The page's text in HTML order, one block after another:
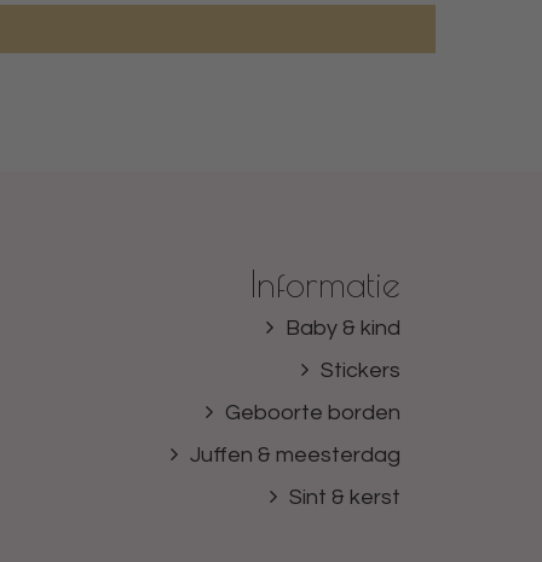
Informatie
Baby & kind
Stickers
Geboorte borden
Juffen & meesterdag
Sint & kerst